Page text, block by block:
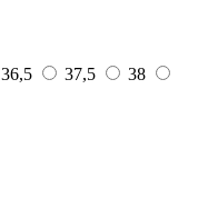
36,5 37,5
38